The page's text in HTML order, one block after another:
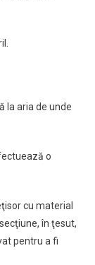
la aria de unde
o
cu material
în ţesut,
pentru a fi